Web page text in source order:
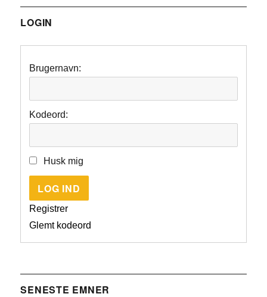
LOGIN
Brugernavn:
Kodeord:
Husk mig
LOG IND
Registrer
Glemt kodeord
SENESTE EMNER